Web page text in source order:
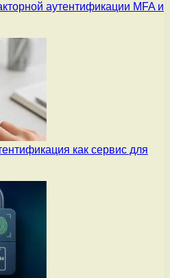
аутентификации MFA и
как сервис для